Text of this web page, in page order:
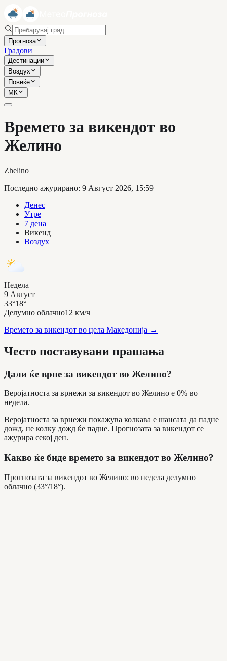
Прогноза
Градови
Дестинации
Воздух
Повеќе
МК
Времето за викендот во
Желино
Zhelino
Последно ажурирано: 9 Август 2026, 15:59
Денес
Утре
7 дена
Викенд
Воздух
Недела
9 Август
33°18°
Делумно облачно12 км/ч
Времето за викендот во цела Македонија →
Често поставувани прашања
Дали ќе врне за викендот во Желино?
Веројатноста за врнежи за викендот во Желино е 0% во
недела.
Веројатноста за врнежи покажува колкава е шансата да падне
дожд, не колку дожд ќе падне. Прогнозата за викендот се
ажурира секој ден.
Какво ќе биде времето за викендот во Желино?
Прогнозата за викендот во Желино: во недела делумно
облачно (33°/18°).